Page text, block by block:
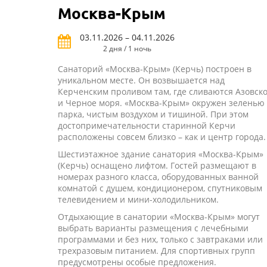
Москва-Крым
03.11.2026 – 04.11.2026
2 дня / 1 ночь
Санаторий «Москва-Крым» (Керчь) построен в
уникальном месте. Он возвышается над
Керченским проливом там, где сливаются
и Черное моря. «Москва-Крым» окружен зеленью
парка, чистым воздухом и тишиной. При этом
достопримечательности старинной Керчи
расположены совсем близко – как и центр города.
Шестиэтажное здание санатория «Москва-Крым»
(Керчь) оснащено лифтом. Гостей размещают в
номерах разного класса, оборудованных ванной
комнатой с душем, кондиционером, спутниковым
телевидением и мини-холодильником.
Отдыхающие в санатории «Москва-Крым» могут
выбрать варианты размещения с лечебными
программами и без них, только с завтраками или
трехразовым питанием. Для спортивных групп
предусмотрены особые предложения.